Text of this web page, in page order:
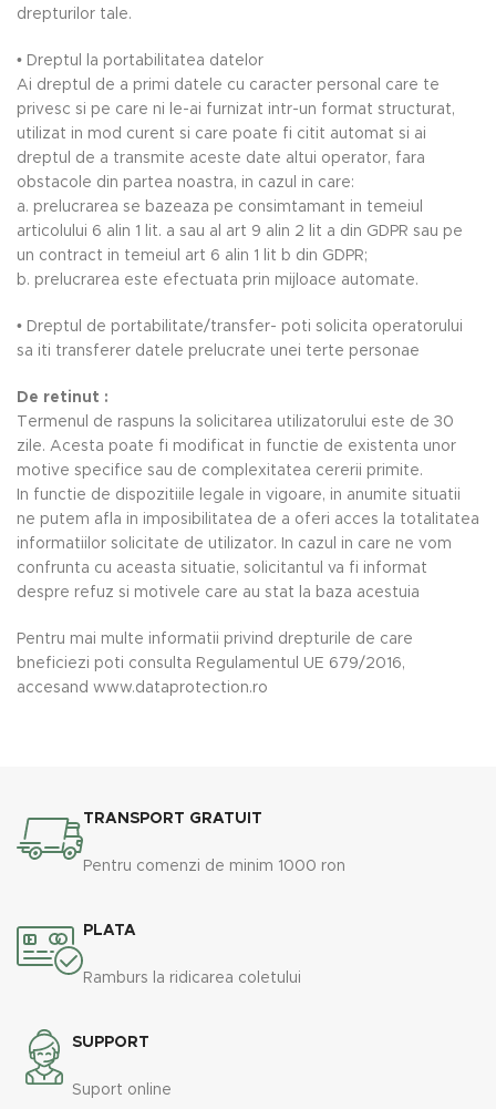
drepturilor tale.
• Dreptul la portabilitatea datelor
Ai dreptul de a primi datele cu caracter personal care te
privesc si pe care ni le-ai furnizat intr-un format structurat,
utilizat in mod curent si care poate fi citit automat si ai
dreptul de a transmite aceste date altui operator, fara
obstacole din partea noastra, in cazul in care:
a. prelucrarea se bazeaza pe consimtamant in temeiul
articolului 6 alin 1 lit. a sau al art 9 alin 2 lit a din GDPR sau pe
un contract in temeiul art 6 alin 1 lit b din GDPR;
b. prelucrarea este efectuata prin mijloace automate.
• Dreptul de portabilitate/transfer- poti solicita operatorului
sa iti transferer datele prelucrate unei terte personae
De retinut :
Termenul de raspuns la solicitarea utilizatorului este de 30
zile. Acesta poate fi modificat in functie de existenta unor
motive specifice sau de complexitatea cererii primite.
In functie de dispozitiile legale in vigoare, in anumite situatii
ne putem afla in imposibilitatea de a oferi acces la totalitatea
informatiilor solicitate de utilizator. In cazul in care ne vom
confrunta cu aceasta situatie, solicitantul va fi informat
despre refuz si motivele care au stat la baza acestuia
Pentru mai multe informatii privind drepturile de care
bneficiezi poti consulta Regulamentul UE 679/2016,
accesand www.dataprotection.ro
TRANSPORT GRATUIT
Pentru comenzi de minim 1000 ron
PLATA
Ramburs la ridicarea coletului
SUPPORT
Suport online